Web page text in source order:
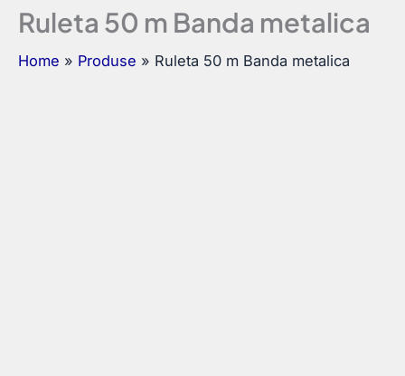
Ruleta 50 m Banda metalica
Home Produse Ruleta 50 m Banda metalica